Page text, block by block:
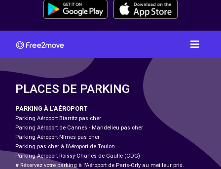
PLACES DE PARKING
PARKING À L'AÉROPORT
Parking Aéroport Biarritz pas cher
Parking Aéroport de Cannes - Mandelieu pas cher
Parking Aéroport Nîmes pas cher
Parking pas cher à l’Aéroport de Toulon
Parking Aéroport Roissy-Charles de Gaulle (CDG)
# Réservez votre parking à l'Aéroport de Paris-Orly au meilleur prix.